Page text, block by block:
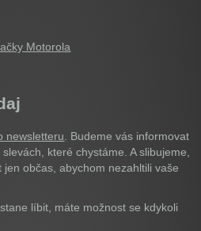
Motorola
newsletteru . Budeme vás informovat
které chystáme. A slibujeme,
občas, abychom nezahltili vaše
líbit, máte možnost se kdykoli